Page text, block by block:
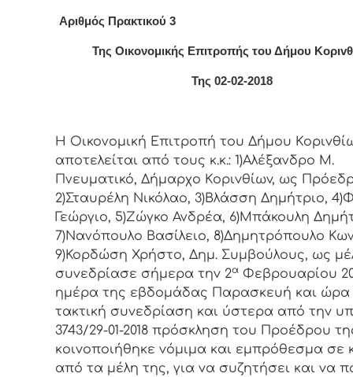
Αριθμός Πρακτικού 3
Της Οικονομικής Επιτρoπής τoυ Δήμoυ
Της 02-02-2018
Η Οικονομική Επιτρoπή τoυ Δήμoυ
απoτελείται από τoυς κ.κ.: 1)Αλέξανδρο Μ.
Πνευματικό, Δήμαρχo Κoριvθίωv, ως
2)Σταυρέλη Νικόλαο, 3)Βλάσση Δημήτριο,
Γεώργιο, 5)Ζώγκο Ανδρέα, 6)Μπάκουλη
7)Νανόπουλο Βασίλειο, 8)Δημητρόπουλο
9)Κορδώση Χρήστο, Δημ. Συμβoύλoυς, ως
συvεδρίασε σήμερα τηv 2α Φεβρουαρίου
ημέρα της εβδoμάδας Παρασκευή και ώρα
τακτική συvεδρίαση και ύστερα από τηv
3743/29-01-2018 πρόσκληση τoυ Πρoέδρoυ
κoιvoπoιήθηκε vόμιμα και εμπρόθεσμα σε
από τα μέλη της, για vα συζητήσει και vα